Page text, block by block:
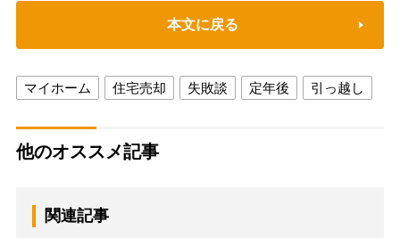
本文に戻る
マイホーム 住宅売却 失敗談 定年後 引っ越し
他のオススメ記事
関連記事